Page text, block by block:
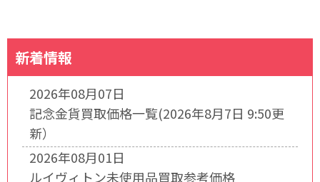
新着情報
2026年08月07日
記念金貨買取価格一覧(2026年8月7日 9:50更
新）
2026年08月01日
ルイヴィトン未使用品買取参考価格